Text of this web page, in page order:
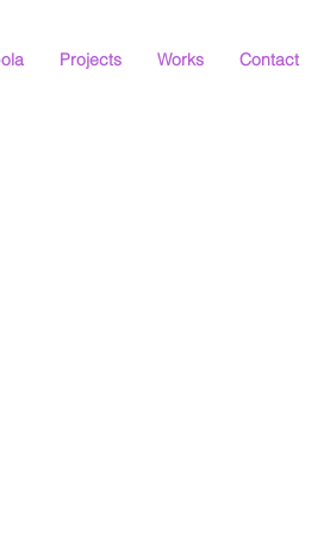
Projects Works Contact